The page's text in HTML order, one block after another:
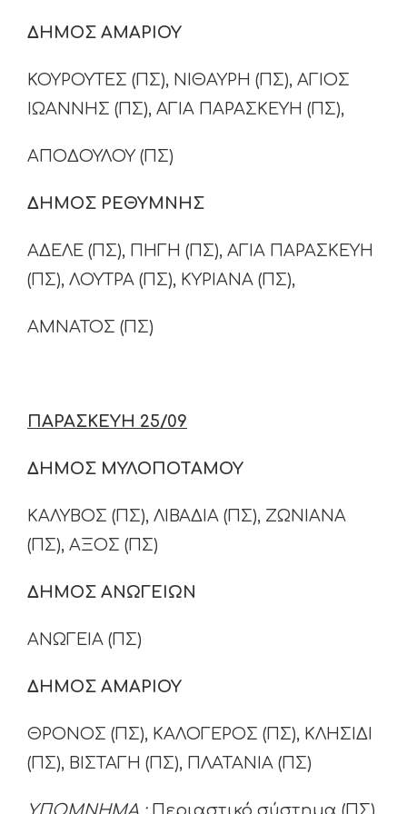
ΔΗΜΟΣ ΑΜΑΡΙΟΥ
ΚΟΥΡΟΥΤΕΣ (ΠΣ), ΝΙΘΑΥΡΗ (ΠΣ), ΑΓΙΟΣ
ΙΩΑΝΝΗΣ (ΠΣ), ΑΓΙΑ ΠΑΡΑΣΚΕΥΗ (ΠΣ),
ΑΠΟΔΟΥΛΟΥ (ΠΣ)
ΔΗΜΟΣ ΡΕΘΥΜΝΗΣ
ΑΔΕΛΕ (ΠΣ), ΠΗΓΗ (ΠΣ), ΑΓΙΑ ΠΑΡΑΣΚΕΥΗ
(ΠΣ), ΛΟΥΤΡΑ (ΠΣ), ΚΥΡΙΑΝΑ (ΠΣ),
ΑΜΝΑΤΟΣ (ΠΣ)
ΠΑΡΑΣΚΕΥΗ 25/09
ΔΗΜΟΣ ΜΥΛΟΠΟΤΑΜΟΥ
ΚΑΛΥΒΟΣ (ΠΣ), ΛΙΒΑΔΙΑ (ΠΣ), ΖΩΝΙΑΝΑ
(ΠΣ), ΑΞΟΣ (ΠΣ)
ΔΗΜΟΣ ΑΝΩΓΕΙΩΝ
ΑΝΩΓΕΙΑ (ΠΣ)
ΔΗΜΟΣ ΑΜΑΡΙΟΥ
ΘΡΟΝΟΣ (ΠΣ), ΚΑΛΟΓΕΡΟΣ (ΠΣ), ΚΛΗΣΙΔΙ
(ΠΣ), ΒΙΣΤΑΓΗ (ΠΣ), ΠΛΑΤΑΝΙΑ (ΠΣ)
ΥΠΟΜΝΗΜΑ :Περιαστικό σύστημα (ΠΣ)